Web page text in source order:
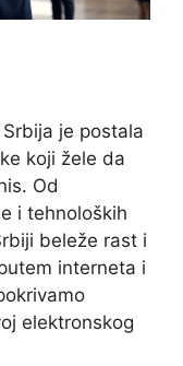
je postala
koji žele da
Od
i tehnoloških
beleže rast i
interneta i
elektronskog